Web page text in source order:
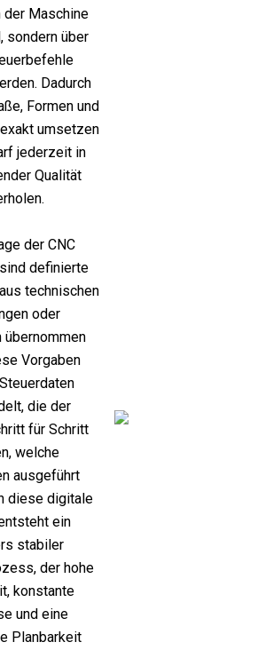
der Maschine
sondern über
Dadurch
Formen und
umsetzen
jederzeit in
Qualität
der CNC
definierte
technischen
oder
übernommen
Vorgaben
die der
für Schritt
welche
ausgeführt
diese digitale
ein
stabiler
der hohe
konstante
und eine
Planbarkeit